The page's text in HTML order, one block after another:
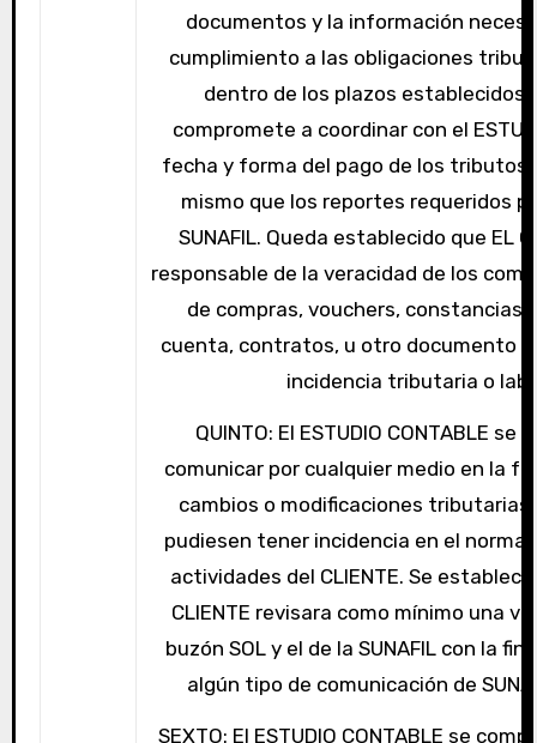
documentos y la información
cumplimiento a las obligaciones
dentro de los plazos establecidos,
compromete a coordinar con el
fecha y forma del pago de los tributos
mismo que los reportes requeridos
SUNAFIL. Queda establecido que EL
responsable de la veracidad de los
de compras, vouchers, constancias
cuenta, contratos, u otro documento
incidencia tributaria o
QUINTO: El ESTUDIO CONTABLE
comunicar por cualquier medio en la
cambios o modificaciones tributarias
pudiesen tener incidencia en el
actividades del CLIENTE. Se
CLIENTE revisara como mínimo una
buzón SOL y el de la SUNAFIL con la
algún tipo de comunicación de
SEXTO: El ESTUDIO CONTABLE se